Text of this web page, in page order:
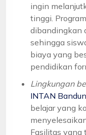
ingin
tinggi.
dibandingkan
sehingga
biaya yang
pendidikan
Lingkungan
INTAN
belajar yang
Fasilitas yang